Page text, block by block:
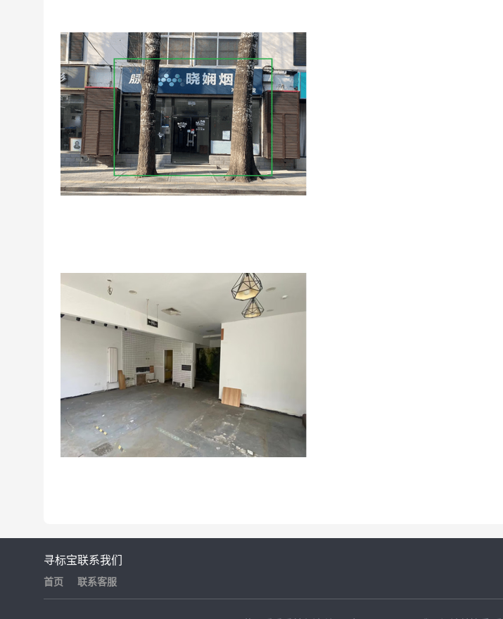
寻标宝
首页
联系我们
联系客服